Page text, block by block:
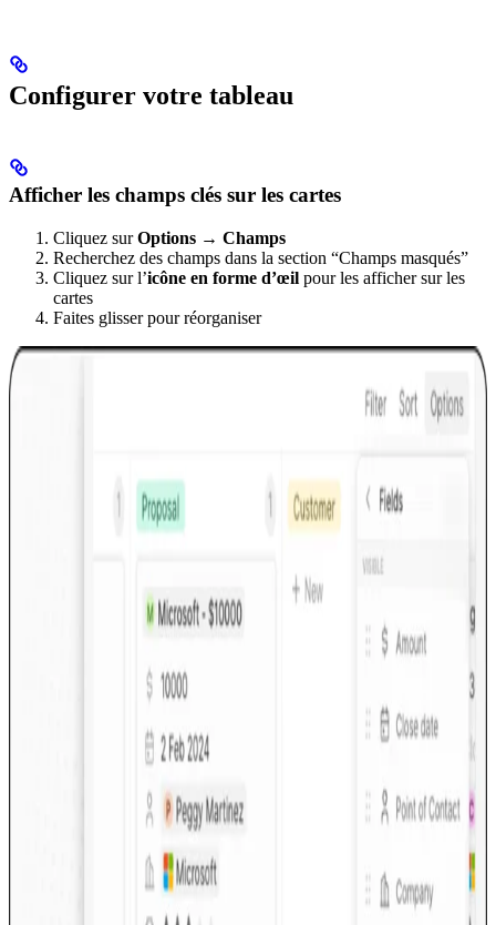
Configurer votre tableau
Afficher les champs clés sur les cartes
Cliquez surOptions → Champs
Recherchez des champs dans la section “Champs masqués”
Cliquez sur l’icône en forme d’œil pour les afficher sur les
cartes
Faites glisser pour réorganiser